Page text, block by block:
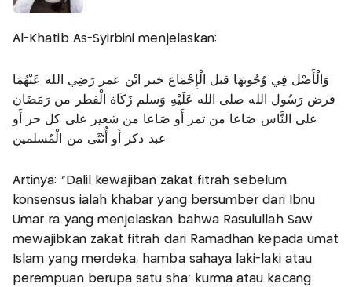
Al-Khatib As-Syirbini menjelaskan:
وَالْأَصْل فِي وُجُوبهَا قبل الْإِجْمَاع خبر ابْن عمر رَضِي الله عَنْهُمَا
فرض رَسُول الله صلى الله عَلَيْهِ وَسلم زَكَاة الْفطر من رَمَضَان
على النَّاس صَاعا من تمر أَو صَاعا من شعير على كل حر أَو
عبد ذكر أَو أُنْثَى من الْمُسلمين
Artinya: “Dalil kewajiban zakat fitrah sebelum
konsensus ialah khabar yang bersumber dari Ibnu
Umar ra yang menjelaskan bahwa Rasulullah Saw
mewajibkan zakat fitrah dari Ramadhan kepada umat
Islam yang merdeka, hamba sahaya laki-laki atau
perempuan berupa satu sha’ kurma atau kacang